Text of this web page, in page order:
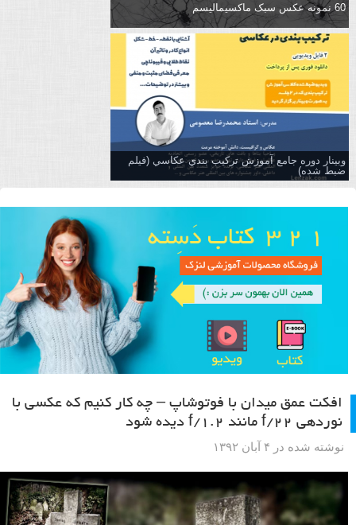
60 نمونه عکس سبک ماکسیمالیسم
وبینار دوره جامع آموزش تركيب بندي عكاسي (فیلم
ضبط شده)
افکت عمق میدان با فوتوشاپ – چه کار کنیم که عکسی با
نوردهی f/22 مانند f/1.2 دیده شود
نوشته شده در ۴ آبان ۱۳۹۲